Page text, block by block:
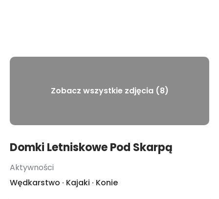
Zobacz wszystkie zdjęcia (8)
Domki Letniskowe Pod Skarpą
Aktywności
Wędkarstwo · Kajaki · Konie